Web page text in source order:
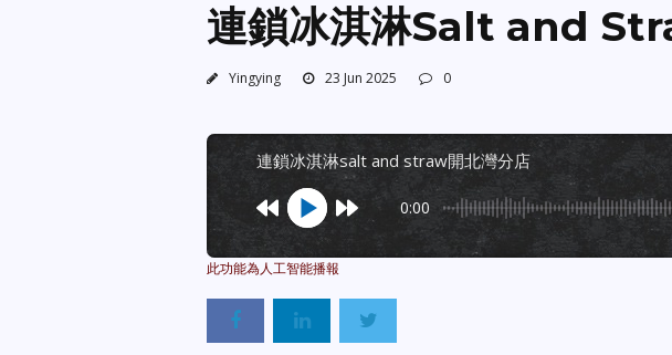
連鎖冰淇淋Salt and
Yingying 23 Jun 2025 0
連鎖冰淇淋salt and straw開北灣分店
0:00